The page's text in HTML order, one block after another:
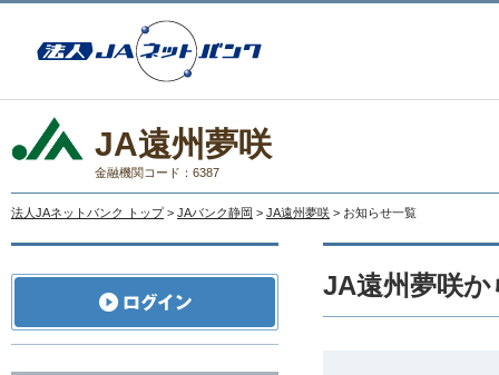
JA遠州夢咲
金融機関コード：6387
法人JAネットバンク トップ > JAバンク静岡 > JA遠州夢咲 > お知らせ一覧
JA遠州夢咲